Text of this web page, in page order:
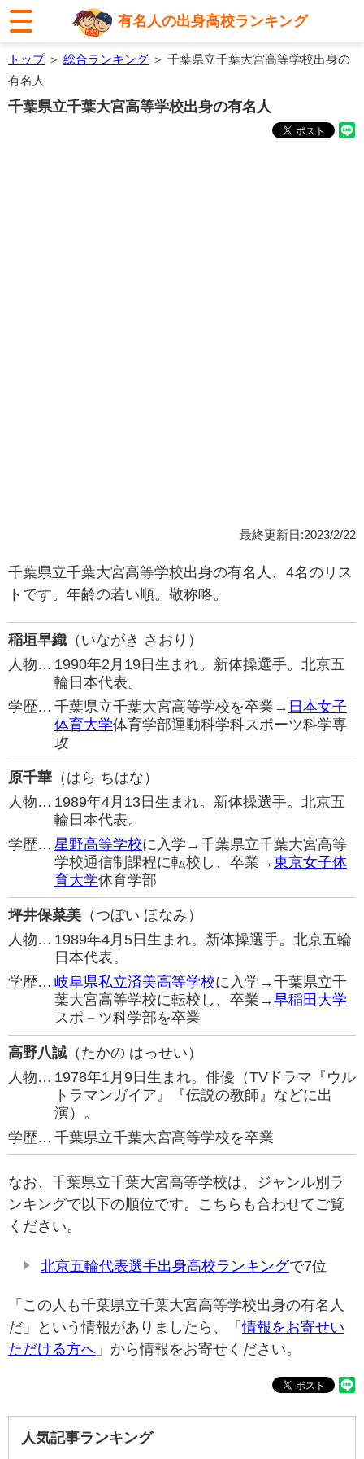
有名人の出身高校ランキング
トップ＞ 総合ランキング ＞ 千葉県立千葉大宮高等学校出身の
有名人
千葉県立千葉大宮高等学校出身の有名人
最終更新日:2023/2/22
千葉県立千葉大宮高等学校出身の有名人、4名のリス
トです。年齢の若い順。敬称略。
稲垣早織 （いながき さおり）
人物… 1990年2月19日生まれ。新体操選手。北京五
輪日本代表。
学歴… 千葉県立千葉大宮高等学校を卒業→ 日本女子
体育大学体育学部運動科学科スポーツ科学専
攻
原千華 （はら ちはな）
人物… 1989年4月13日生まれ。新体操選手。北京五
輪日本代表。
学歴… 星野高等学校に入学→千葉県立千葉大宮高等
学校通信制課程に転校し、卒業→東京女子体
育大学体育学部
坪井保菜美 （つぼい ほなみ）
人物… 1989年4月5日生まれ。新体操選手。北京五輪
日本代表。
学歴… 岐阜県私立済美高等学校に入学→千葉県立千
葉大宮高等学校に転校し、卒業→早稲田大学
スポ－ツ科学部を卒業
高野八誠 （たかの はっせい）
人物… 1978年1月9日生まれ。俳優（TVドラマ『ウル
トラマンガイア』『伝説の教師』などに出
演）。
学歴… 千葉県立千葉大宮高等学校を卒業
なお、千葉県立千葉大宮高等学校は、ジャンル別ラ
ンキングで以下の順位です。こちらも合わせてご覧
ください。
北京五輪代表選手出身高校ランキングで7位
「この人も千葉県立千葉大宮高等学校出身の有名人
だ」という情報がありましたら、「情報をお寄せい
ただける方へ 」から情報をお寄せください。
人気記事ランキング